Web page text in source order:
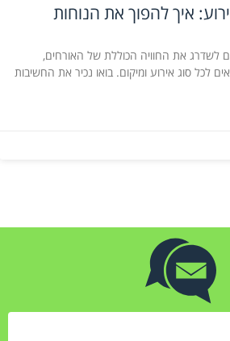
איך להפוך את הנוחות
לשדרג את החוויה הכוללת של האורחים,
לכל סוג אירוע ומיקום. בואו נכיר את החשיבות